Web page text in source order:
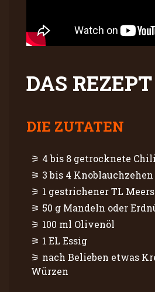
DAS REZEPT
DIE ZUTATEN
4 bis 8 getrocknete
3 bis 4 Knoblauchzehen
1 gestrichener TL
50 g Mandeln oder
100 ml Olivenöl
1 EL Essig
nach Belieben etwas
Würzen